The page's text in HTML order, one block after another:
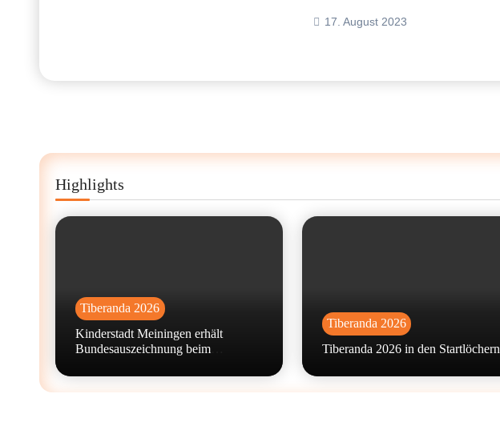
17. August 2023
Highlights
Tiberanda 2026
Kinderstadt Meiningen erhält
Bundesauszeichnung beim
Tiberanda 2026
Tiberanda 2026 in den Startlöchern